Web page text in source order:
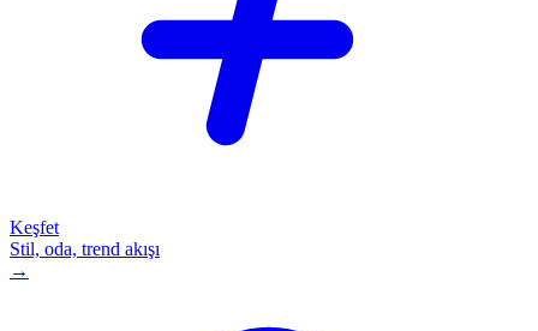
Keşfet
Stil, oda, trend akışı
→